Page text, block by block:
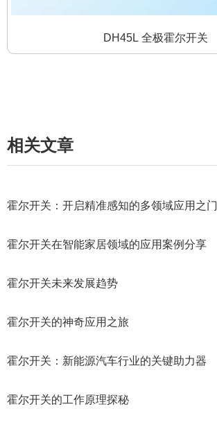
DH45L 全极霍尔开关
相关文章
霍尔开关：开启精准感知的多领域应用之门
霍尔开关在智能家居领域的应用案例分享
霍尔开关未来发展趋势
霍尔开关的神奇应用之旅
霍尔开关：新能源汽车行业的关键助力器
霍尔开关的工作原理探秘